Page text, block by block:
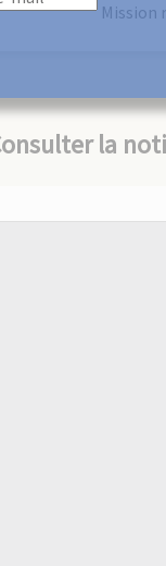
Mission
la